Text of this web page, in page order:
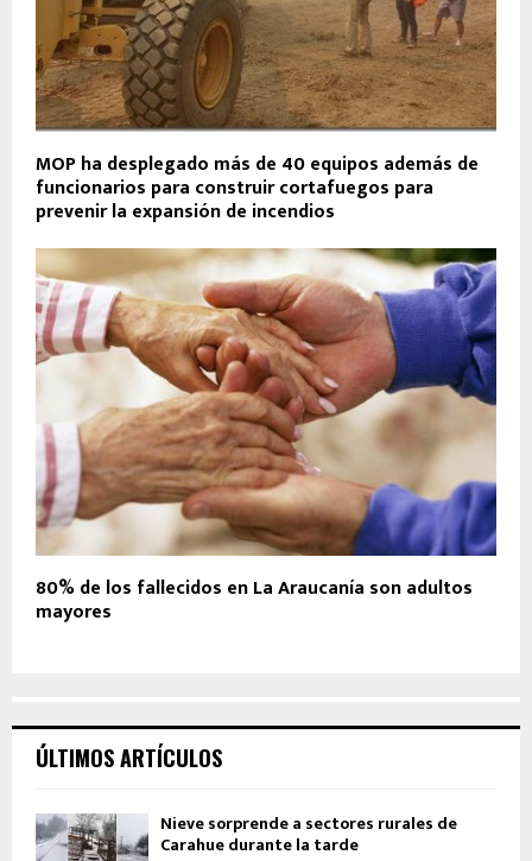
MOP ha desplegado más de 40 equipos además de
funcionarios para construir cortafuegos para
prevenir la expansión de incendios
80% de los fallecidos en La Araucanía son adultos
mayores
ÚLTIMOS ARTÍCULOS
Nieve sorprende a sectores rurales de
Carahue durante la tarde